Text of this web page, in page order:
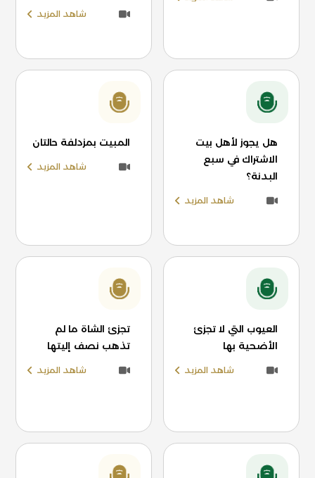
شاهد المزيد
هل يجوز لأهل بيت
الاشتراك في سبع
البدنة؟
شاهد المزيد
المبيت بمزدلفة حالتان
شاهد المزيد
العيوب التي لا تجزئ
الأضحية بها
شاهد المزيد
تجزئ الشاة ما لم
تذهب نصف إليتها
شاهد المزيد